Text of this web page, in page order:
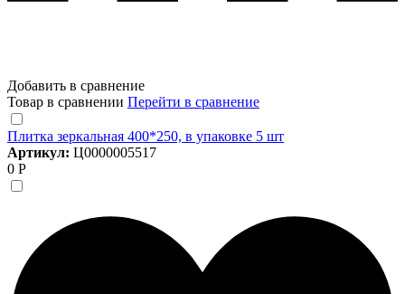
Добавить в сравнение
Товар в сравнении Перейти в сравнение
Плитка зеркальная 400*250, в упаковке 5 шт
Артикул: Ц0000005517
0 Р